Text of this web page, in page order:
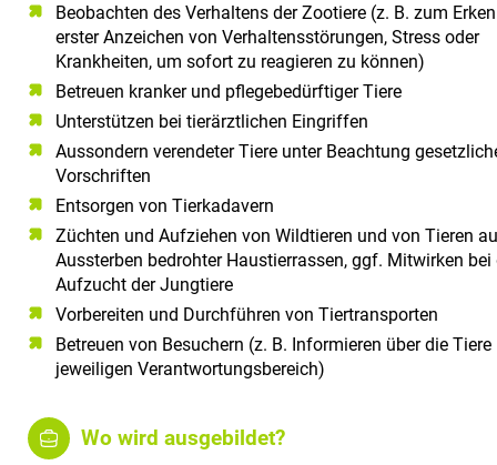
Beobachten des Verhaltens der Zootiere (z. B. zum
erster Anzeichen von Verhaltensstörungen, Stress oder
Krankheiten, um sofort zu reagieren zu können)
Betreuen kranker und pflegebedürftiger Tiere
Unterstützen bei tierärztlichen Eingriffen
Aussondern verendeter Tiere unter Beachtung
Vorschriften
Entsorgen von Tierkadavern
Züchten und Aufziehen von Wildtieren und von Tieren
Aussterben bedrohter Haustierrassen, ggf. Mitwirken bei
Aufzucht der Jungtiere
Vorbereiten und Durchführen von Tiertransporten
Betreuen von Besuchern (z. B. Informieren über die Tiere
jeweiligen Verantwortungsbereich)
Wo wird ausgebildet?